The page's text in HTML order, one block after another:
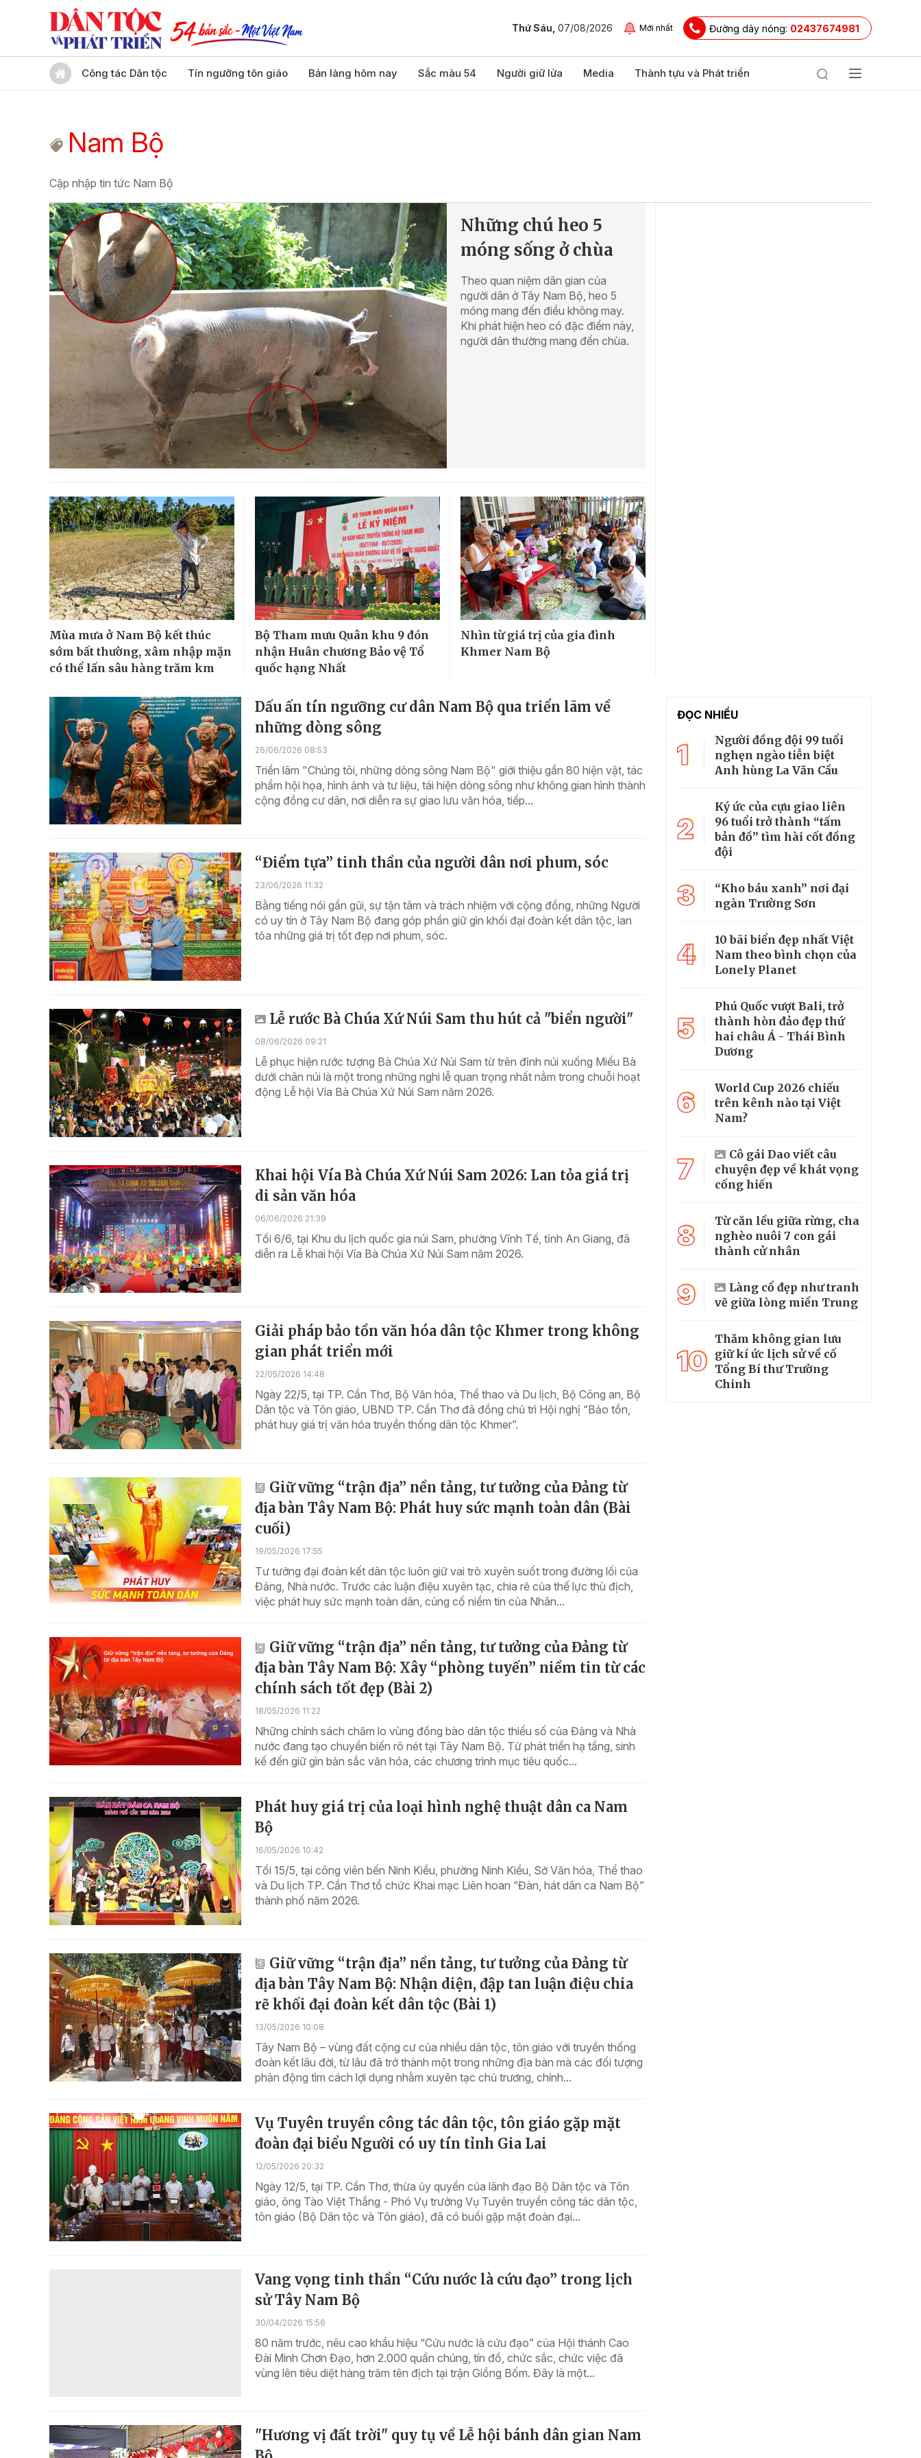
Thứ Sáu, 07/08/2026 Mới nhất Đường dây nóng: 02437674981
Công tác Dân tộc Tín ngưỡng tôn giáo Bản làng hôm nay Sắc màu 54 Người giữ lửa Media Thành tựu và Phát triển
Nam Bộ
Cập nhập tin tức Nam Bộ
Những chú heo 5
móng sống ở chùa
Theo quan niệm dân gian của
người dân ở Tây Nam Bộ, heo 5
móng mang đến điều không may.
Khi phát hiện heo có đặc điểm này,
người dân thường mang đến chùa.
Mùa mưa ở Nam Bộ kết thúc
sớm bất thường, xâm nhập mặn
có thể lấn sâu hàng trăm km
Bộ Tham mưu Quân khu 9 đón
nhận Huân chương Bảo vệ Tổ
quốc hạng Nhất
Nhìn từ giá trị của gia đình
Khmer Nam Bộ
Dấu ấn tín ngưỡng cư dân Nam Bộ qua triển lãm về
những dòng sông
26/06/2026 08:53
Triển lãm "Chúng tôi, những dòng sông Nam Bộ" giới thiệu gần 80 hiện vật, tác
phẩm hội họa, hình ảnh và tư liệu, tái hiện dòng sông như không gian hình thành
cộng đồng cư dân, nơi diễn ra sự giao lưu văn hóa, tiếp...
“Điểm tựa” tinh thần của người dân nơi phum, sóc
23/06/2026 11:32
Bằng tiếng nói gần gũi, sự tận tâm và trách nhiệm với cộng đồng, những Người
có uy tín ở Tây Nam Bộ đang góp phần giữ gìn khối đại đoàn kết dân tộc, lan
tỏa những giá trị tốt đẹp nơi phum, sóc.
Lễ rước Bà Chúa Xứ Núi Sam thu hút cả "biển người"
08/06/2026 09:21
Lễ phục hiện rước tượng Bà Chúa Xứ Núi Sam từ trên đỉnh núi xuống Miếu Bà
dưới chân núi là một trong những nghi lễ quan trọng nhất nằm trong chuỗi hoạt
động Lễ hội Vía Bà Chúa Xứ Núi Sam năm 2026.
Khai hội Vía Bà Chúa Xứ Núi Sam 2026: Lan tỏa giá trị
di sản văn hóa
06/06/2026 21:39
Tối 6/6, tại Khu du lịch quốc gia núi Sam, phường Vĩnh Tế, tỉnh An Giang, đã
diễn ra Lễ khai hội Vía Bà Chúa Xứ Núi Sam năm 2026.
Giải pháp bảo tồn văn hóa dân tộc Khmer trong không
gian phát triển mới
22/05/2026 14:48
Ngày 22/5, tại TP. Cần Thơ, Bộ Văn hóa, Thể thao và Du lịch, Bộ Công an, Bộ
Dân tộc và Tôn giáo, UBND TP. Cần Thơ đã đồng chủ trì Hội nghị “Bảo tồn,
phát huy giá trị văn hóa truyền thống dân tộc Khmer”.
Giữ vững “trận địa” nền tảng, tư tưởng của Đảng từ
địa bàn Tây Nam Bộ: Phát huy sức mạnh toàn dân (Bài
cuối)
19/05/2026 17:55
Tư tưởng đại đoàn kết dân tộc luôn giữ vai trò xuyên suốt trong đường lối của
Đảng, Nhà nước. Trước các luận điệu xuyên tạc, chia rẽ của thế lực thù địch,
việc phát huy sức mạnh toàn dân, củng cố niềm tin của Nhân...
Giữ vững “trận địa” nền tảng, tư tưởng của Đảng từ
địa bàn Tây Nam Bộ: Xây “phòng tuyến” niềm tin từ các
chính sách tốt đẹp (Bài 2)
18/05/2026 11:22
Những chính sách chăm lo vùng đồng bào dân tộc thiểu số của Đảng và Nhà
nước đang tạo chuyển biến rõ nét tại Tây Nam Bộ. Từ phát triển hạ tầng, sinh
kế đến giữ gìn bản sắc văn hóa, các chương trình mục tiêu quốc...
Phát huy giá trị của loại hình nghệ thuật dân ca Nam
Bộ
16/05/2026 10:42
Tối 15/5, tại công viên bến Ninh Kiều, phường Ninh Kiều, Sở Văn hóa, Thể thao
và Du lịch TP. Cần Thơ tổ chức Khai mạc Liên hoan “Đàn, hát dân ca Nam Bộ”
thành phố năm 2026.
Giữ vững “trận địa” nền tảng, tư tưởng của Đảng từ
địa bàn Tây Nam Bộ: Nhận diện, đập tan luận điệu chia
rẽ khối đại đoàn kết dân tộc (Bài 1)
13/05/2026 10:08
Tây Nam Bộ – vùng đất cộng cư của nhiều dân tộc, tôn giáo với truyền thống
đoàn kết lâu đời, từ lâu đã trở thành một trong những địa bàn mà các đối tượng
phản động tìm cách lợi dụng nhằm xuyên tạc chủ trương, chính...
Vụ Tuyên truyền công tác dân tộc, tôn giáo gặp mặt
đoàn đại biểu Người có uy tín tỉnh Gia Lai
12/05/2026 20:32
Ngày 12/5, tại TP. Cần Thơ, thừa ủy quyền của lãnh đạo Bộ Dân tộc và Tôn
giáo, ông Tào Việt Thắng - Phó Vụ trưởng Vụ Tuyên truyền công tác dân tộc,
tôn giáo (Bộ Dân tộc và Tôn giáo), đã có buổi gặp mặt đoàn đại...
Vang vọng tinh thần “Cứu nước là cứu đạo” trong lịch
sử Tây Nam Bộ
30/04/2026 15:56
80 năm trước, nêu cao khẩu hiệu “Cứu nước là cứu đạo” của Hội thánh Cao
Đài Minh Chơn Đạo, hơn 2.000 quần chúng, tín đồ, chức sắc, chức việc đã
vùng lên tiêu diệt hàng trăm tên địch tại trận Giồng Bốm. Đây là một...
"Hương vị đất trời" quy tụ về Lễ hội bánh dân gian Nam
ĐỌC NHIỀU
1
Người đồng đội 99 tuổi
nghẹn ngào tiễn biệt
Anh hùng La Văn Cầu
2
Ký ức của cựu giao liên
96 tuổi trở thành “tấm
bản đồ” tìm hài cốt đồng
đội
3
“Kho báu xanh” nơi đại
ngàn Trường Sơn
4
10 bãi biển đẹp nhất Việt
Nam theo bình chọn của
Lonely Planet
5
Phú Quốc vượt Bali, trở
thành hòn đảo đẹp thứ
hai châu Á - Thái Bình
Dương
6
World Cup 2026 chiếu
trên kênh nào tại Việt
Nam?
7
Cô gái Dao viết câu
chuyện đẹp về khát vọng
cống hiến
8
Từ căn lều giữa rừng, cha
nghèo nuôi 7 con gái
thành cử nhân
9
Làng cổ đẹp như tranh
vẽ giữa lòng miền Trung
10
Thăm không gian lưu
giữ kí ức lịch sử về cố
Tổng Bí thư Trường
Chinh